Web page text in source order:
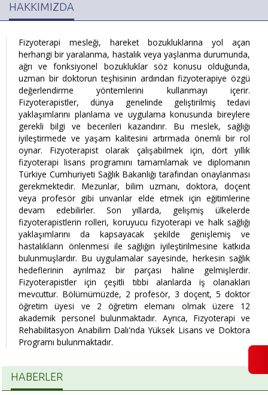
HAKKIMIZDA
Fizyoterapi mesleği, hareket bozukluklarına yol açan
herhangi bir yaralanma, hastalık veya yaşlanma durumunda,
ağrı ve fonksiyonel bozukluklar söz konusu olduğunda,
uzman bir doktorun teşhisinin ardından fizyoterapiye özgü
değerlendirme yöntemlerini kullanmayı içerir.
Fizyoterapistler, dünya genelinde geliştirilmiş tedavi
yaklaşımlarını planlama ve uygulama konusunda bireylere
gerekli bilgi ve becerileri kazandırır. Bu meslek, sağlığı
iyileştirmede ve yaşam kalitesini artırmada önemli bir rol
oynar. Fizyoterapist olarak çalışabilmek için, dört yıllık
fizyoterapi lisans programını tamamlamak ve diplomanın
Türkiye Cumhuriyeti Sağlık Bakanlığı tarafından onaylanması
gerekmektedir. Mezunlar, bilim uzmanı, doktora, doçent
veya profesör gibi unvanlar elde etmek için eğitimlerine
devam edebilirler. Son yıllarda, gelişmiş ülkelerde
fizyoterapistlerin rolleri, koruyucu fizyoterapi ve halk sağlığı
yaklaşımlarını da kapsayacak şekilde genişlemiş ve
hastalıkların önlenmesi ile sağlığın iyileştirilmesine katkıda
bulunmuşlardır. Bu uygulamalar sayesinde, herkesin sağlık
hedeflerinin ayrılmaz bir parçası haline gelmişlerdir.
Fizyoterapistler için çeşitli tıbbi alanlarda iş olanakları
mevcuttur. Bölümümüzde, 2 profesör, 3 doçent, 5 doktor
öğretim üyesi ve 2 öğretim elemanı olmak üzere 12
akademik personel bulunmaktadır. Ayrıca, Fizyoterapi ve
Rehabilitasyon Anabilim Dalı'nda Yüksek Lisans ve Doktora
Programı bulunmaktadır.
HABERLER